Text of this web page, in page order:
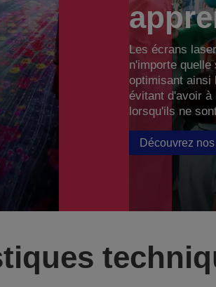
Les écrans
n'importe quelle
optimisant ainsi
évitant d'avoir
lorsqu'ils ne
Découvrez